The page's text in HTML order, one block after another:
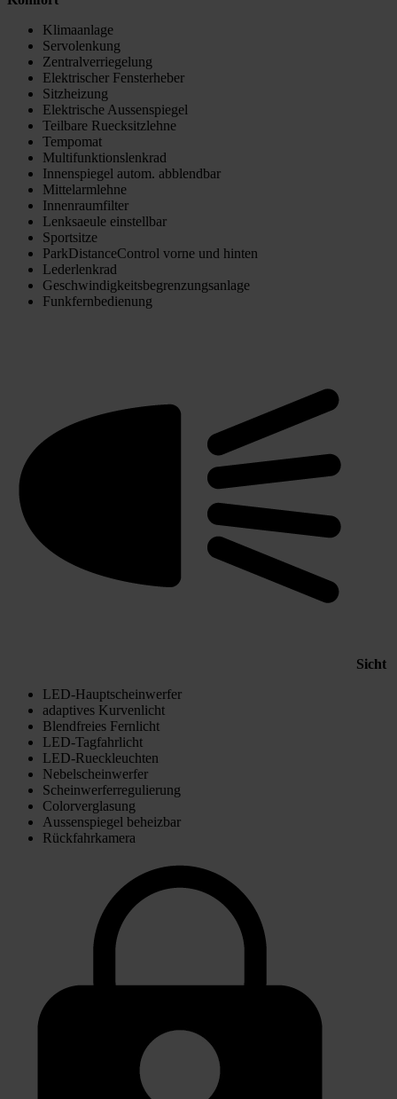
Klimaanlage
Servolenkung
Zentralverriegelung
Elektrischer Fensterheber
Sitzheizung
Elektrische Aussenspiegel
Teilbare Ruecksitzlehne
Tempomat
Multifunktionslenkrad
Innenspiegel autom. abblendbar
Mittelarmlehne
Innenraumfilter
Lenksaeule einstellbar
Sportsitze
ParkDistanceControl vorne und hinten
Lederlenkrad
Geschwindigkeitsbegrenzungsanlage
Funkfernbedienung
Sicht
LED-Hauptscheinwerfer
adaptives Kurvenlicht
Blendfreies Fernlicht
LED-Tagfahrlicht
LED-Rueckleuchten
Nebelscheinwerfer
Scheinwerferregulierung
Colorverglasung
Aussenspiegel beheizbar
Rückfahrkamera